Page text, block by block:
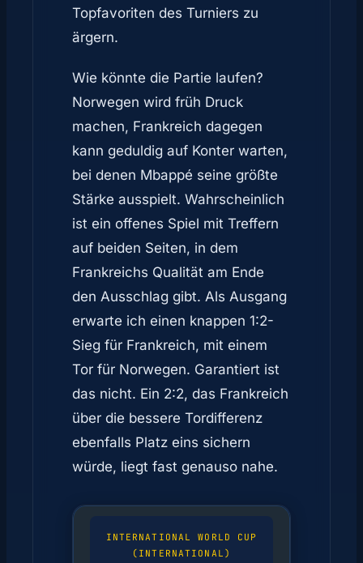
Topfavoriten des Turniers zu
ärgern.
Wie könnte die Partie laufen?
Norwegen wird früh Druck
machen, Frankreich dagegen
kann geduldig auf Konter warten,
bei denen Mbappé seine größte
Stärke ausspielt. Wahrscheinlich
ist ein offenes Spiel mit Treffern
auf beiden Seiten, in dem
Frankreichs Qualität am Ende
den Ausschlag gibt. Als Ausgang
erwarte ich einen knappen 1:2-
Sieg für Frankreich, mit einem
Tor für Norwegen. Garantiert ist
das nicht. Ein 2:2, das Frankreich
über die bessere Tordifferenz
ebenfalls Platz eins sichern
würde, liegt fast genauso nahe.
INTERNATIONAL WORLD CUP
(INTERNATIONAL)